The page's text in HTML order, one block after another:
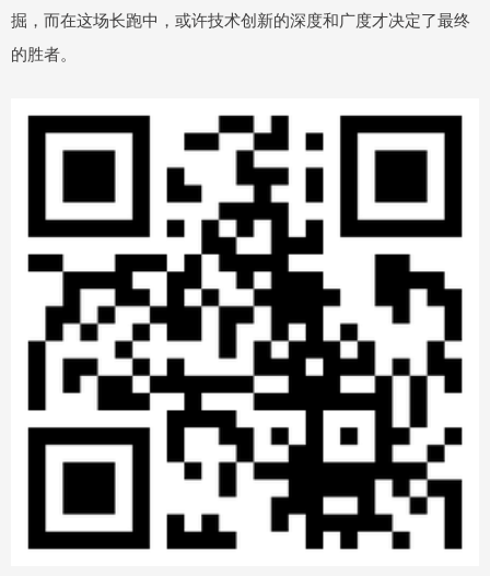
掘，而在这场长跑中，或许技术创新的深度和广度才决定了最终
的胜者。